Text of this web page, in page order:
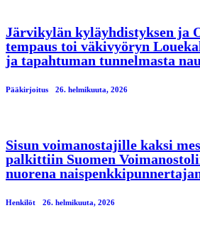
Järvikylän kyläyhdistyksen ja
tempaus toi väkivyöryn
ja tapahtuman tunnelmasta
Pääkirjoitus 26. helmikuuta, 2026
Sisun voimanostajille kaksi
palkittiin Suomen
nuorena
Henkilöt 26. helmikuuta, 2026